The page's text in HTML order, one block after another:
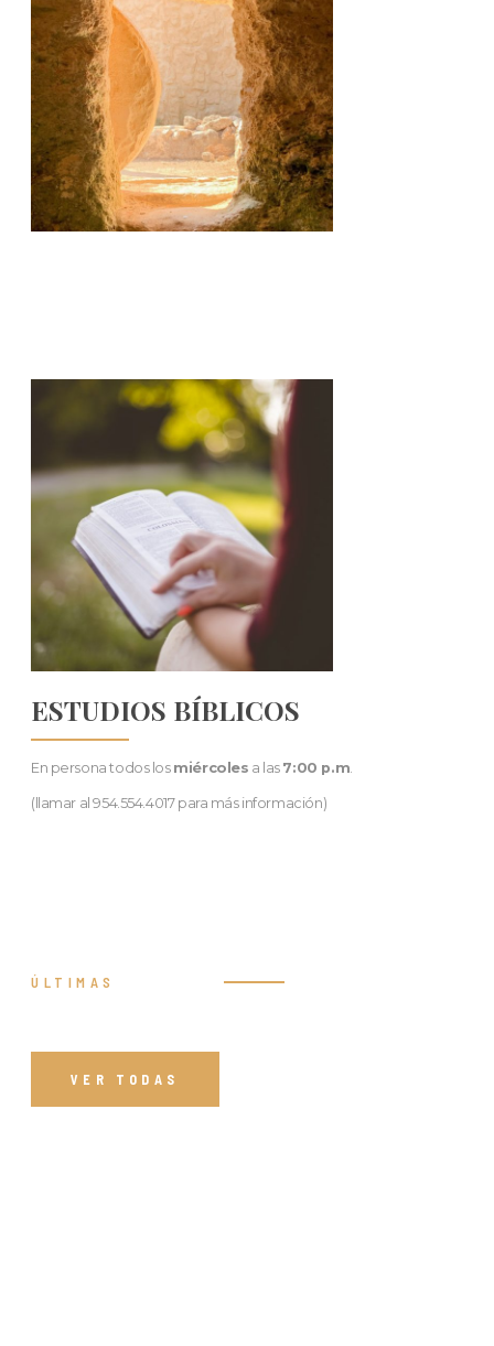
ESTUDIOS BÍBLICOS
En persona todos los miércoles a las 7:00 p.m.
(llamar al 954.554.4017 para más información)
ÚLTIMAS
VER TODAS